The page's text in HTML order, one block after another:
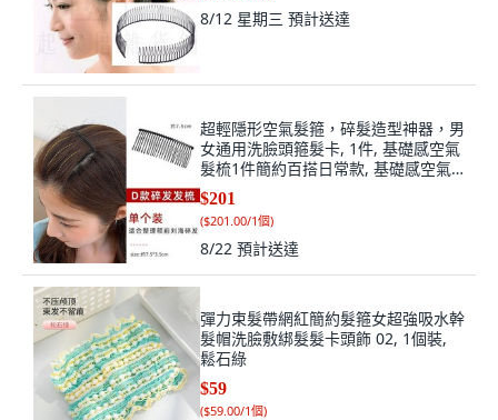
8/12 星期三 預計送達
超輕隱形空氣髮箍，碎髮造型神器，男
女通用洗臉頭箍髮卡, 1件, 基礎感空氣
髮梳1件簡約百搭日常款, 基礎感空氣
髮梳, 簡約百搭, 日常款
$201
($201.00/1個)
8/22 預計送達
彈力束髮帶網紅簡約髮箍女超強吸水幹
髮帽洗臉敷綁髮髮卡頭飾 02, 1個裝,
鬆石綠
$59
($59.00/1個)